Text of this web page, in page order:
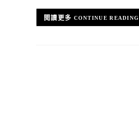
CONTINUE READING